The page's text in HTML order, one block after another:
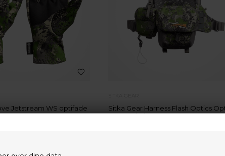
Jetstream WS optifade
Sitka Gear Harness Flash Optics
Cover S/M/L